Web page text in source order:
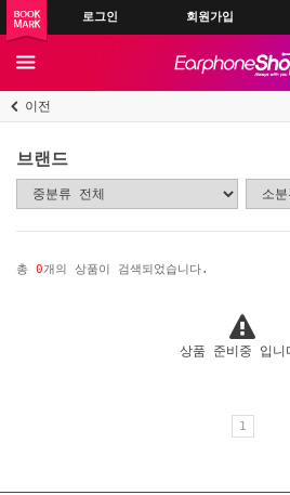
로그인 회원가입
이전
브랜드
총 0개의 상품이 검색되었습니다.
상품 준비중 입니
1